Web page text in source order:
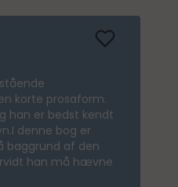
korte prosaform.
han er bedst kendt
denne bog er
baggrund af den
han må hævne